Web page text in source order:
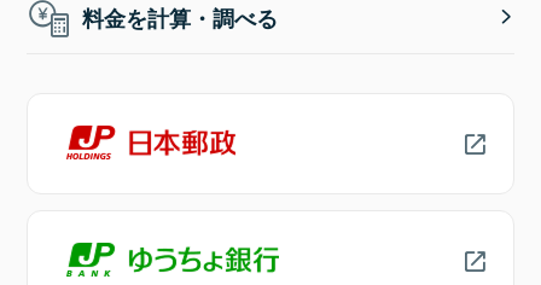
料金を計算・調べる